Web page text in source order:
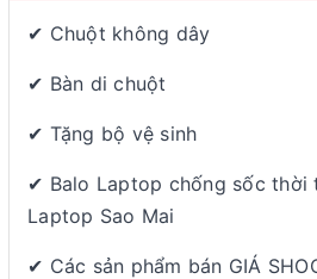
✔ Chuột không dây
✔ Bàn di chuột
✔ Tặng bộ vệ sinh
✔ Balo Laptop chống sốc thời
Laptop Sao Mai
✔ Các sản phẩm bán GIÁ